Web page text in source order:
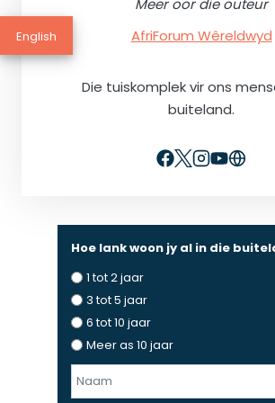
AfriForum Wêreldwyd
Die tuiskomplek vir ons
buiteland.
Hoe lank woon jy al in die
1 tot 2 jaar
3 tot 5 jaar
6 tot 10 jaar
Meer as 10 jaar
N
English